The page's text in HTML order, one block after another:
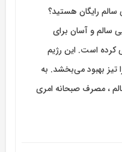
سالم رایگان هستید؟
سالم و آسان برای
است. این رژیم
تیز بهبود می‌بخشد. به
، مصرف صبحانه امری